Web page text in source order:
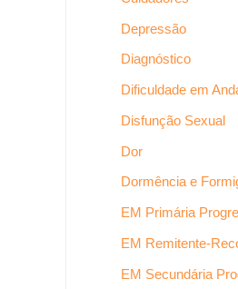
Depressão
Diagnóstico
Dificuldade em
Disfunção Sexual
Dor
Dormência e
EM Primária
EM Remitente-
EM Secundária